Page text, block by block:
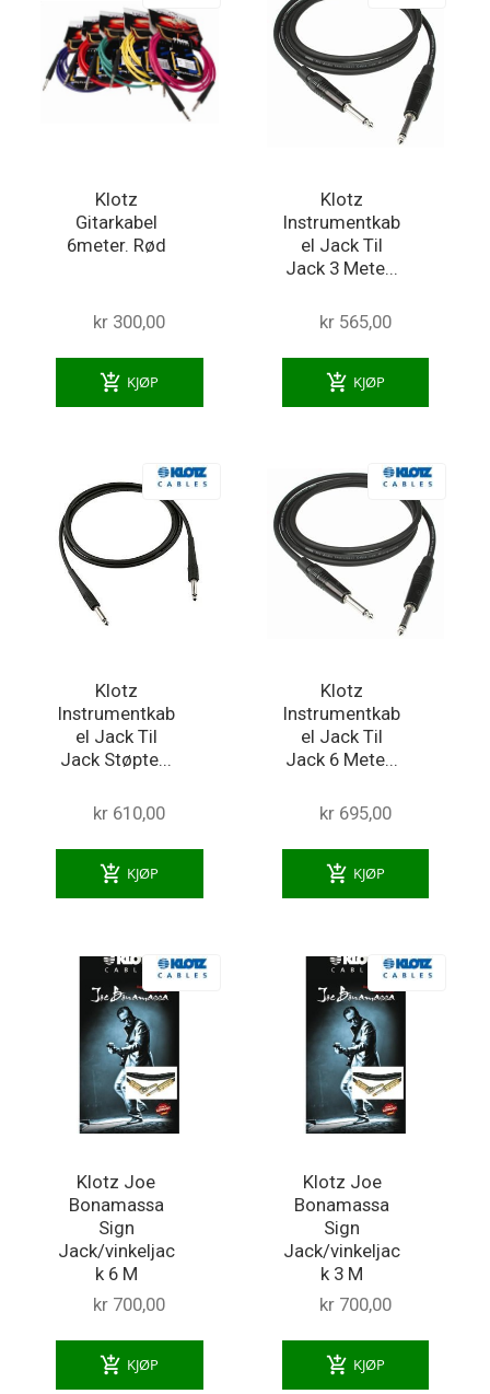
Klotz
Gitarkabel
6meter. Rød
kr 300,00
add_shopping_cart KJØP
Klotz
Instrumentkab
el Jack Til
Jack 3 Mete...
kr 565,00
add_shopping_cart KJØP
Klotz
Instrumentkab
el Jack Til
Jack Støpte...
kr 610,00
add_shopping_cart KJØP
Klotz
Instrumentkab
el Jack Til
Jack 6 Mete...
kr 695,00
add_shopping_cart KJØP
Klotz Joe
Bonamassa
Sign
Jack/vinkeljac
k 6 M
kr 700,00
add_shopping_cart KJØP
Klotz Joe
Bonamassa
Sign
Jack/vinkeljac
k 3 M
kr 700,00
add_shopping_cart KJØP